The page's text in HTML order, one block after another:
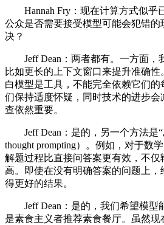
Hannah Fry：现在计算方式似乎
公众是否需要接受模型可能会犯错
决？
Jeff Dean：两者都有。一方面，
比如更长的上下文窗口来提升准确
白模型是工具，不能完全依赖它们的
们保持适度怀疑，同时技术的进步
查依然重要。
Jeff Dean：是的，另一个方法是“
thought prompting）。例如，对于数
解题过程比直接问答案更有效，不
高。即使在没有明确答案的问题上
得更好的结果。
Jeff Dean：是的，我们希望模型
是素食主义者推荐素食餐厅。虽然